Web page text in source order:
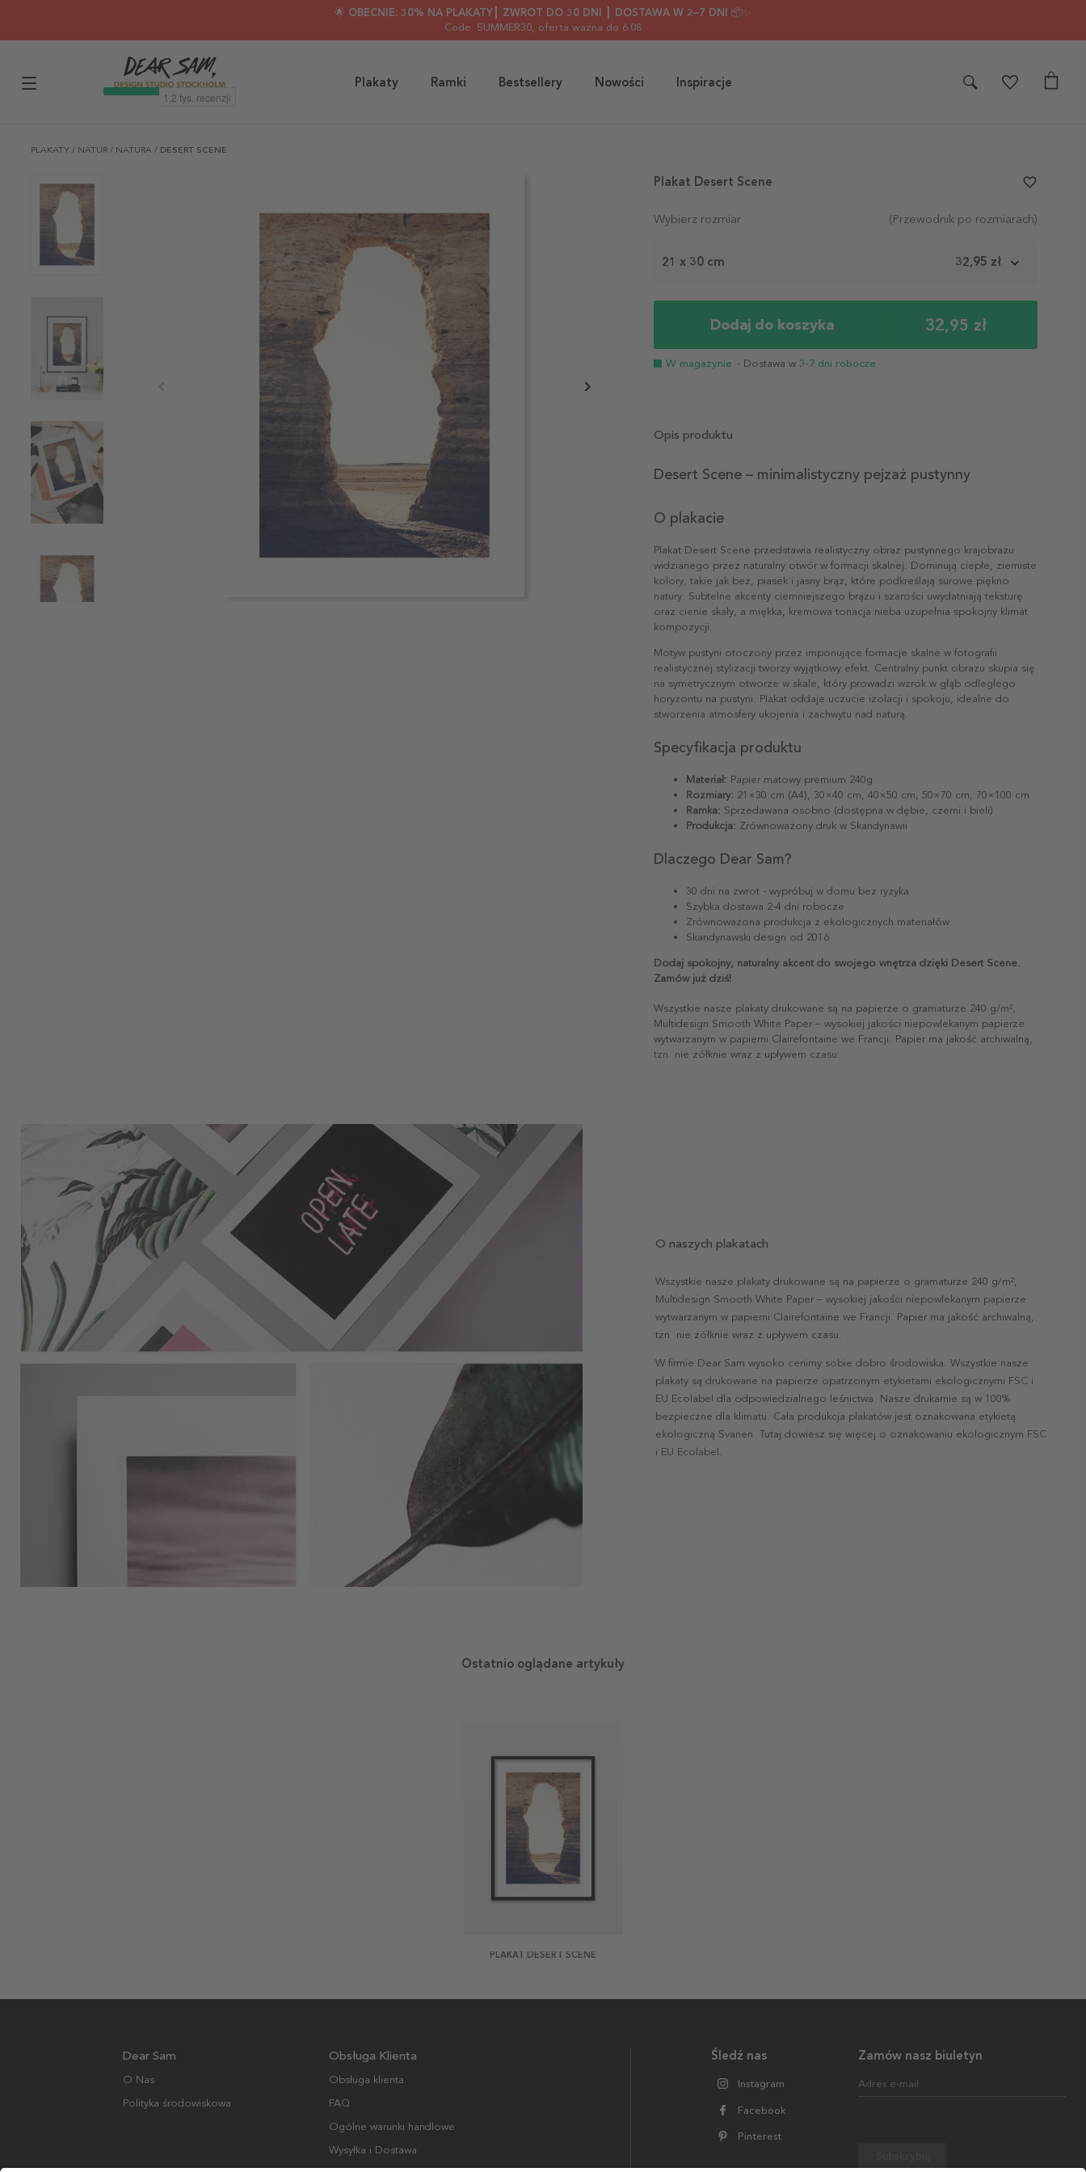
🌟 OBECNIE: 30% NA PLAKATY┃ ZWROT DO 30 DNI ┃ DOSTAWA W 2–7 DNI 📦✨
Code: SUMMER30, oferta ważna do 6.08
Plakaty Ramki Bestsellery Nowości Inspiracje
PLAKATY / NATUR / NATURA / DESERT SCENE
Wybierz rozmiar (Przewodnik po rozmiarach)
21 x 30 cm 32,95 zł
Dodaj do koszyka 32,95 zł
W magazynie - Dostawa w 3-7 dni robocze
Plakat Desert Scene favorite_border
Opis produktu
Desert Scene – minimalistyczny pejzaż pustynny
O plakacie
Plakat Desert Scene przedstawia realistyczny obraz pustynnego krajobrazu
widzianego przez naturalny otwór w formacji skalnej. Dominują ciepłe, ziemiste
kolory, takie jak beż, piasek i jasny brąz, które podkreślają surowe piękno
natury. Subtelne akcenty ciemniejszego brązu i szarości uwydatniają teksturę
oraz cienie skały, a miękka, kremowa tonacja nieba uzupełnia spokojny klimat
kompozycji.
Motyw pustyni otoczony przez imponujące formacje skalne w fotografii
realistycznej stylizacji tworzy wyjątkowy efekt. Centralny punkt obrazu skupia się
na symetrycznym otworze w skale, który prowadzi wzrok w głąb odległego
horyzontu na pustyni. Plakat oddaje uczucie izolacji i spokoju, idealne do
stworzenia atmosfery ukojenia i zachwytu nad naturą.
Specyfikacja produktu
Materiał: Papier matowy premium 240g
Rozmiary: 21×30 cm (A4), 30×40 cm, 40×50 cm, 50×70 cm, 70×100 cm
Ramka: Sprzedawana osobno (dostępna w dębie, czerni i bieli)
Produkcja: Zrównoważony druk w Skandynawii
Dlaczego Dear Sam?
30 dni na zwrot - wypróbuj w domu bez ryzyka
Szybka dostawa 2-4 dni robocze
Zrównoważona produkcja z ekologicznych materiałów
Skandynawski design od 2016
Dodaj spokojny, naturalny akcent do swojego wnętrza dzięki Desert Scene.
Zamów już dziś!
Wszystkie nasze plakaty drukowane są na papierze o gramaturze 240 g/m²,
Multidesign Smooth White Paper – wysokiej jakości niepowlekanym papierze
wytwarzanym w papierni Clairefontaine we Francji. Papier ma jakość archiwalną,
tzn. nie żółknie wraz z upływem czasu.
O naszych plakatach
Wszystkie nasze plakaty drukowane są na papierze o gramaturze 240 g/m²,
Multidesign Smooth White Paper – wysokiej jakości niepowlekanym papierze
wytwarzanym w papierni Clairefontaine we Francji. Papier ma jakość archiwalną,
tzn. nie żółknie wraz z upływem czasu.
W firmie Dear Sam wysoko cenimy sobie dobro środowiska. Wszystkie nasze
plakaty są drukowane na papierze opatrzonym etykietami ekologicznymi FSC i
EU Ecolabel dla odpowiedzialnego leśnictwa. Nasze drukarnie są w 100%
bezpieczne dla klimatu. Cała produkcja plakatów jest oznakowana etykietą
ekologiczną Svanen. Tutaj dowiesz się więcej o oznakowaniu ekologicznym FSC
i EU Ecolabel.
Ostatnio oglądane artykuły
PLAKAT DESERT SCENE
Zamów nasz biuletyn
Adres e-mail
Śledź nas
Instagram
Facebook
Pinterest
Dear Sam
O Nas
Polityka środowiskowa
Obsługa Klienta
Obsługa klienta
FAQ
Ogólne warunki handlowe
Wysyłka i Dostawa